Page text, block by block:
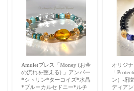
Amuletブレス「Money (お金
の流れを整える) 」アンバー
*シトリン*ターコイズ*水晶
*ブルーカルセドニー*ルチ
オリジ
「
ン）-邪
ディア